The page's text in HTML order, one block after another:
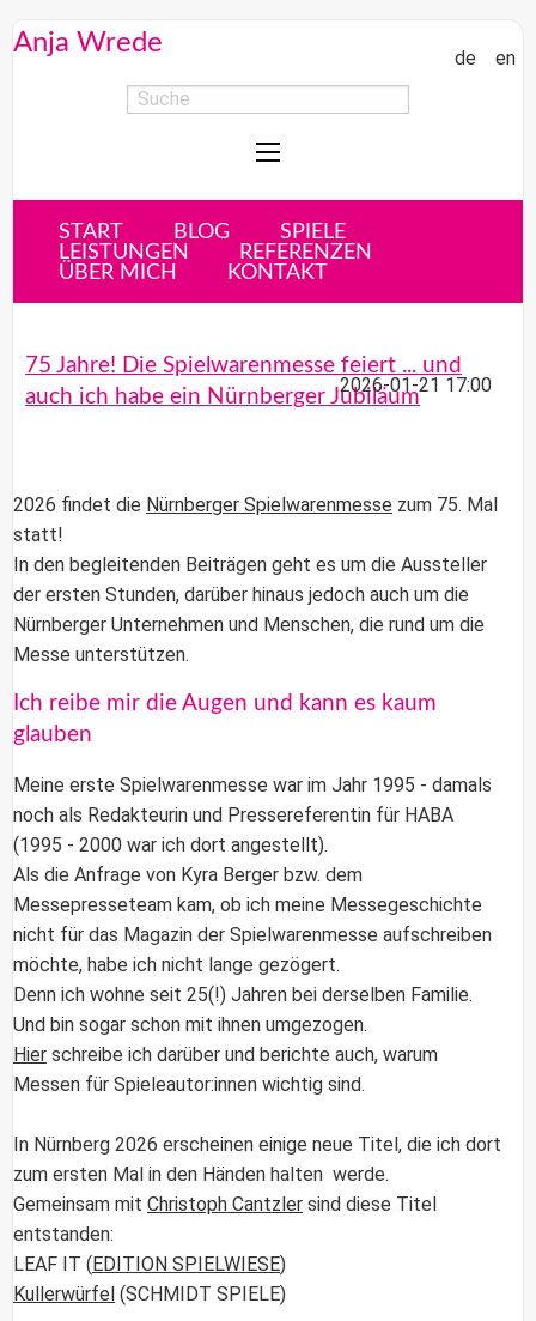
Anja Wrede de en
START BLOG
SPIELE
LEISTUNGEN
REFERENZEN
ÜBER MICH
KONTAKT
2026-01-21 17:00
75 Jahre! Die Spielwarenmesse feiert ... und
auch ich habe ein Nürnberger Jubiläum
2026 findet die Nürnberger Spielwarenmesse zum 75. Mal
statt!
In den begleitenden Beiträgen geht es um die Aussteller
der ersten Stunden, darüber hinaus jedoch auch um die
Nürnberger Unternehmen und Menschen, die rund um die
Messe unterstützen.
Ich reibe mir die Augen und kann es kaum
glauben
Meine erste Spielwarenmesse war im Jahr 1995 - damals
noch als Redakteurin und Pressereferentin für HABA
(1995 - 2000 war ich dort angestellt).
Als die Anfrage von Kyra Berger bzw. dem
Messepresseteam kam, ob ich meine Messegeschichte
nicht für das Magazin der Spielwarenmesse aufschreiben
möchte, habe ich nicht lange gezögert.
Denn ich wohne seit 25(!) Jahren bei derselben Familie.
Und bin sogar schon mit ihnen umgezogen.
Hier schreibe ich darüber und berichte auch, warum
Messen für Spieleautor:innen wichtig sind.
In Nürnberg 2026 erscheinen einige neue Titel, die ich dort
zum ersten Mal in den Händen halten werde.
Gemeinsam mit Christoph Cantzler sind diese Titel
entstanden:
LEAF IT ( EDITION SPIELWIESE)
Kullerwürfel (SCHMIDT SPIELE)